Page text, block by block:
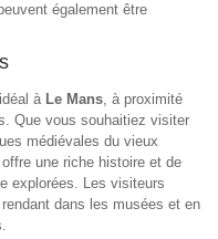
également être
à Le Mans, à proximité
Que vous souhaitiez visiter
médiévales du vieux
une riche histoire et de
explorées. Les visiteurs
dans les musées et en